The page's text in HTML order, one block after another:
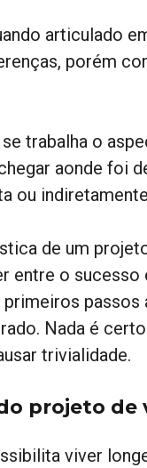
articulado
porém
trabalha o
aonde foi
ou
de um
entre o
Nada é
trivialidade.
projeto de
viver